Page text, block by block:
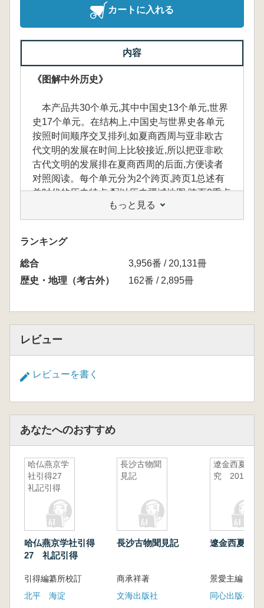
カートに入れる
内容
《图解中外历史》
本产品共30个单元,其中中国史13个单元,世界
史17个单元。在结构上,中国史与世界史各单元
按照时间顺序交叉排列,如夏商西周与亚非欧古
代文明的发展在时间上比较接近,所以把亚非欧
古代文明的发展排在夏商西周的后面,方便读者
对照阅读。每个单元分为2个跨页,跨页1总述有
关时代的历史特点,配以历史疆域地图,跨页2重点
介绍历史大事,配以大事发生地的定位图。
史13ユニット、世界史17ユニットを収録して
います。構成上、中国史と世界史の各ユニット
比較しやすいように、古代文明の発展を夏・
り、1ページ目ではその時代の歴史的特徴の概
は主要な歴史的出来事の紹介とともに、出来事
もっと見る
ランキング
総合
3,956番 / 20,131冊
歴史・地理（考古外）
162番 / 2,895冊
レビュー
レビューを書く
あなたへのおすすめ
哈仏燕京学
社引得27
礼記引得
哈仏燕京学社引得
27 礼記引得
引得編纂所校訂
北平 海淀
長沙古物聞
見記
長沙古物聞見記
商承祥著
文海出版社
遼金西夏研
究 2011
遼金西夏研
景愛主編
同心出版社